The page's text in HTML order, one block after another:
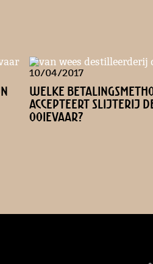
10/04/2017
Welke
accepteert Slijterij
Ooievaar?